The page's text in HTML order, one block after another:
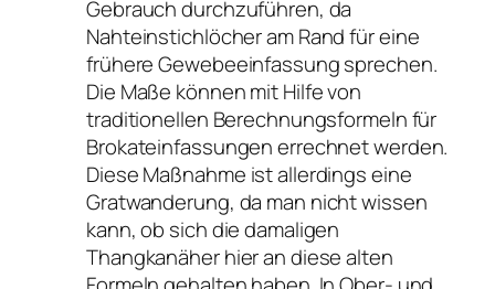
Gebrauch durchzuführen, da
Nahteinstichlöcher am Rand für eine
frühere Gewebeeinfassung sprechen.
Die Maße können mit Hilfe von
traditionellen Berechnungsformeln für
Brokateinfassungen errechnet werden.
Diese Maßnahme ist allerdings eine
Gratwanderung, da man nicht wissen
kann, ob sich die damaligen
Thangkanäher hier an diese alten